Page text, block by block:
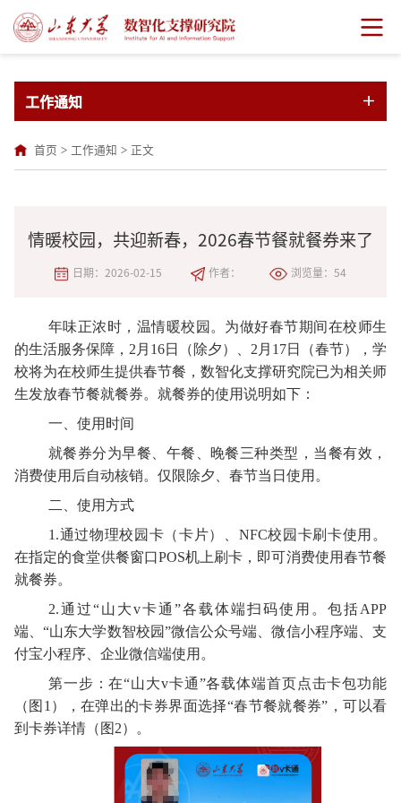
工作通知
首页 > 工作通知 > 正文
情暖校园，共迎新春，2026春节餐就餐券来了
日期：2026-02-15 作者： 浏览量： 54
年味正浓时，温情暖校园。为做好春节期间在校师生
的生活服务保障，2月16日（除夕）、2月17日（春节）， 学
校将为在校师生提供春节餐，数智化支撑研究院已为相关师
生发放春节餐就餐券。就餐券的使用说明如下：
一、使用时间
就餐券分为早餐、午餐、晚餐三种类型，当餐有效，
消费使用后自动核销。仅限除夕、 春节当日使用。
二、使用方式
1.通过物理校园卡（卡片）、NFC校园卡刷卡使用。
在指定的食堂供餐窗口POS机上刷卡，即可消费使用春节餐
就餐券。
2.通过“山大v卡通”各载体端扫码使用。包括APP
端、“山东大学数智校园”微信公众号端、微信小程序端、支
付宝小程序、企业微信端使用。
第一步：在“山大v卡通”各载体端首页点击卡包功能
（图1），在弹出的卡券界面选择“春节餐就餐券”，可以看
到卡券详情（图2）。